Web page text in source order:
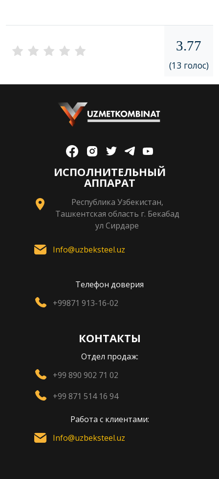
3.77
(13 голос)
ИСПОЛНИТЕЛЬНЫЙ
АППАРАТ
Республика Узбекистан,
Ташкентская область г. Бекабад
ул Сирдаре
Info@uzbeksteel.uz
Телефон доверия
+99871 913-16-02
КОНТАКТЫ
Отдел продаж:
+99 890 902 71 02
+99 871 514 16 94
Работа с клиентами:
Info@uzbeksteel.uz